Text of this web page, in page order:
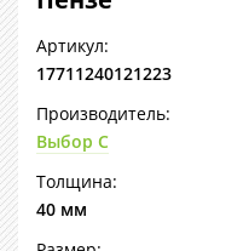
Артикул:
17711240121223
Производитель:
Выбор С
Толщина:
40 мм